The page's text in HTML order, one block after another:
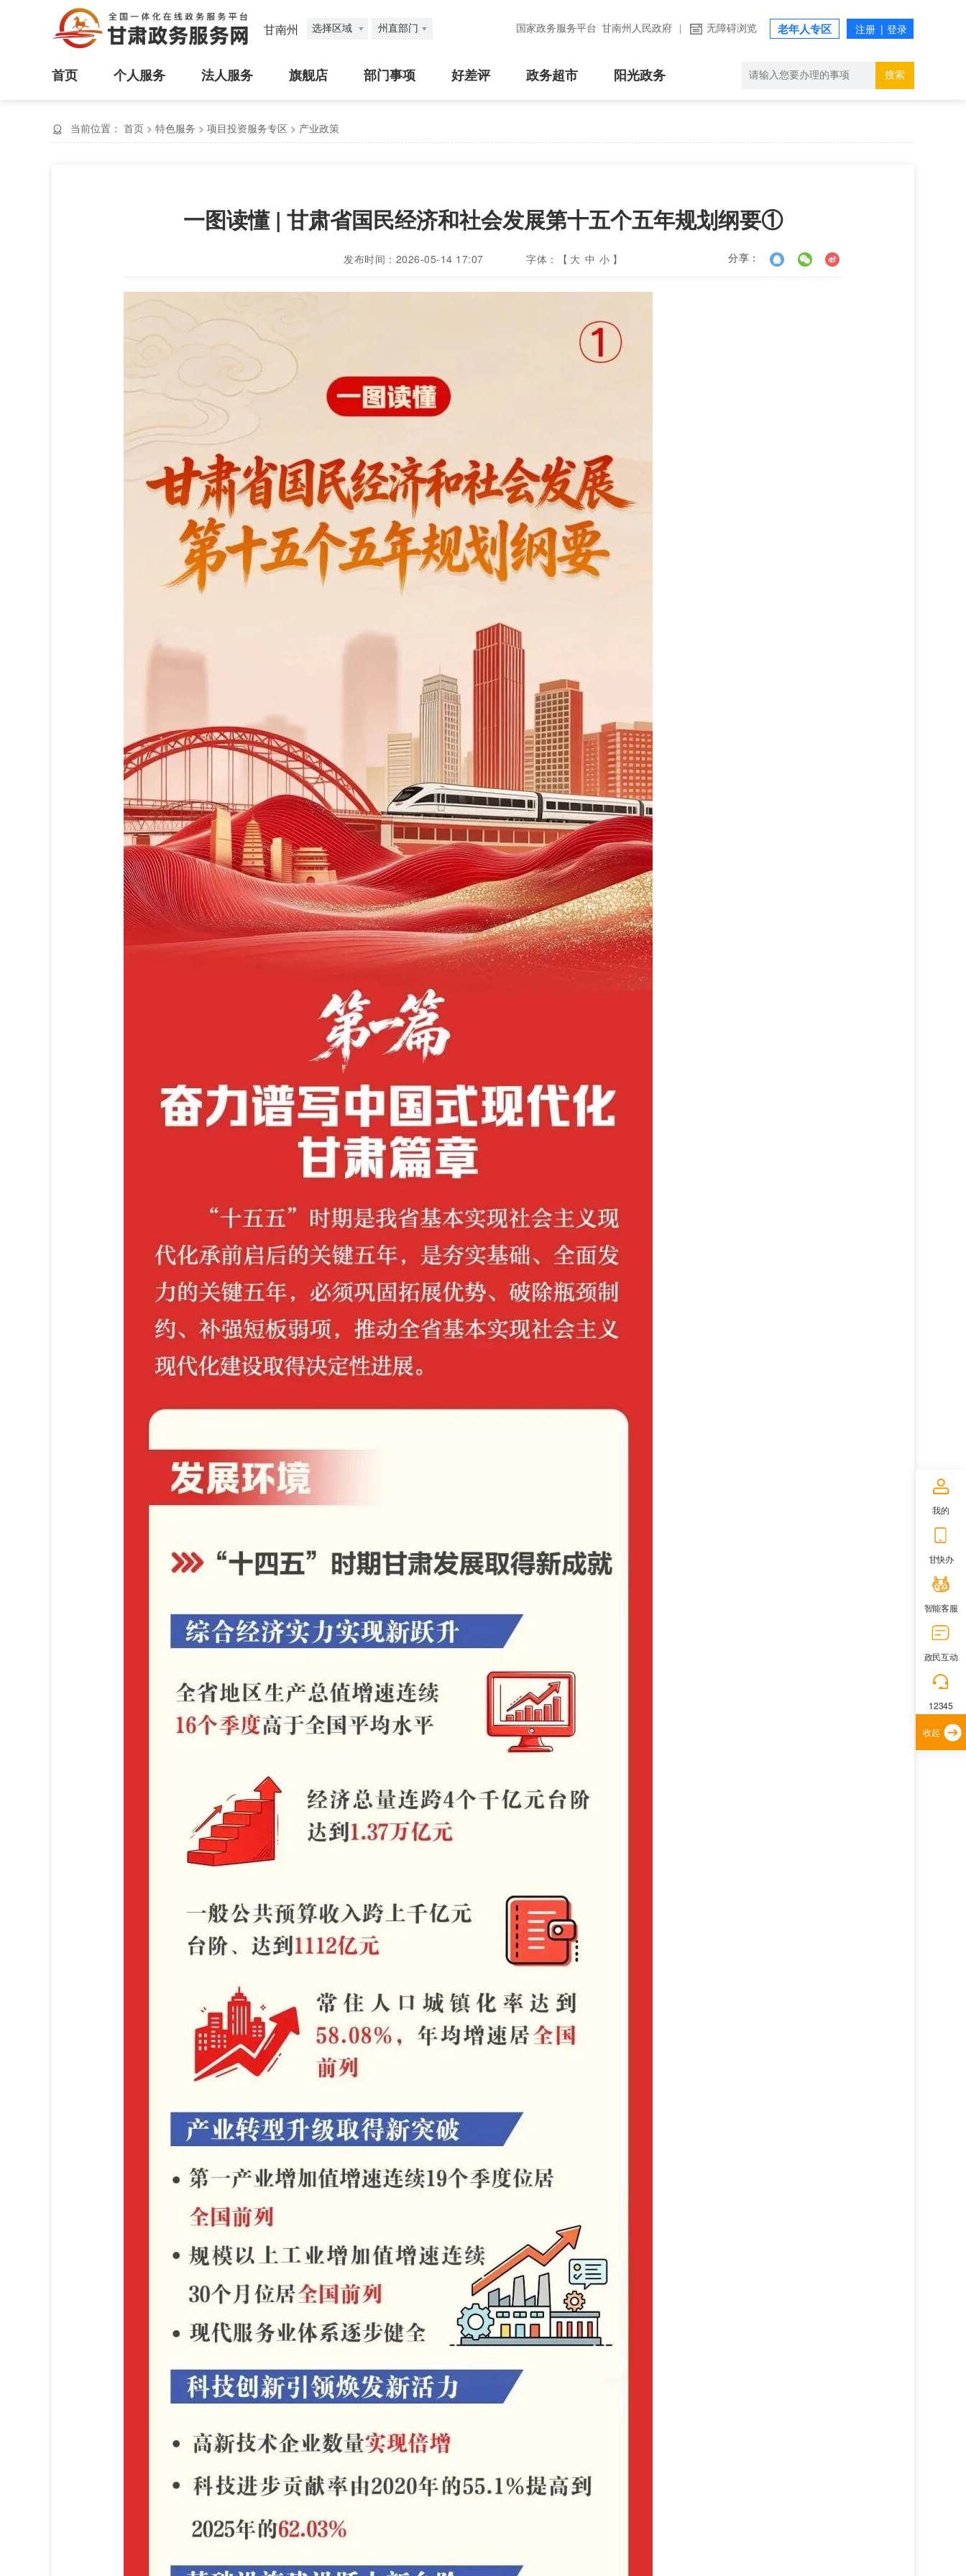
甘南州 选择区域 州直部门 国家政务服务平台 甘南州人民政府 无障碍浏览 老年人专区
首页 个人服务 法人服务 旗舰店 部门事项 好差评 政务超市 阳光政务 搜索
当前位置： 首页 > 特色服务 > 项目投资服务专区 > 产业政策
一图读懂 | 甘肃省国民经济和社会发展第十五个五年规划纲要①
发布时间：2026-05-14 17:07 字体：【 大 中 小 】 分享：
我的
甘快办
智能客服
政民互动
12345
收起